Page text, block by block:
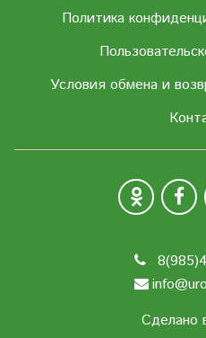
Политика
Условия обмена и
Сделано